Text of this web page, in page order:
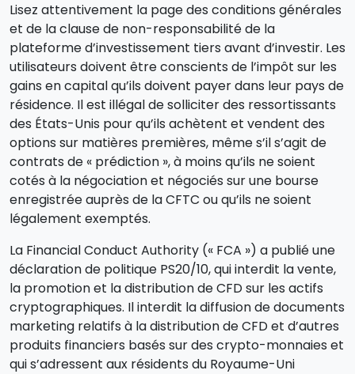
Lisez attentivement la page des conditions générales
et de la clause de non-responsabilité de la
plateforme d’investissement tiers avant d’investir. Les
utilisateurs doivent être conscients de l’impôt sur les
gains en capital qu’ils doivent payer dans leur pays de
résidence. Il est illégal de solliciter des ressortissants
des États-Unis pour qu’ils achètent et vendent des
options sur matières premières, même s’il s’agit de
contrats de « prédiction », à moins qu’ils ne soient
cotés à la négociation et négociés sur une bourse
enregistrée auprès de la CFTC ou qu’ils ne soient
légalement exemptés.
La Financial Conduct Authority (« FCA ») a publié une
déclaration de politique PS20/10, qui interdit la vente,
la promotion et la distribution de CFD sur les actifs
cryptographiques. Il interdit la diffusion de documents
marketing relatifs à la distribution de CFD et d’autres
produits financiers basés sur des crypto-monnaies et
qui s’adressent aux résidents du Royaume-Uni